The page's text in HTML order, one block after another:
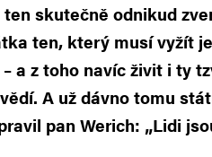
skutečně odnikud
ten, který musí vyžít
a z toho navíc živit i ty
A už dávno tomu
pan Werich: „Lidi